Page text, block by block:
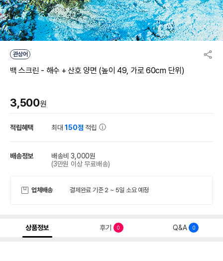
관상어
백 스크린 - 해수 + 산호 양면 (높이 49, 가로 60cm 단위)
3,500원
적립혜택 최대150점 적립
배송정보
배송비 3,000원
(3만원 이상 무료배송)
업체배송 결제완료 기준 2 ~ 5일 소요 예정
상품정보 후기 0 Q&A 0